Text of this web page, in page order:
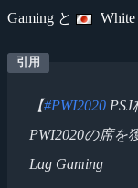
Gaming と
【#PWI2020 PSJ
PWI2020の席を
Lag Gaming